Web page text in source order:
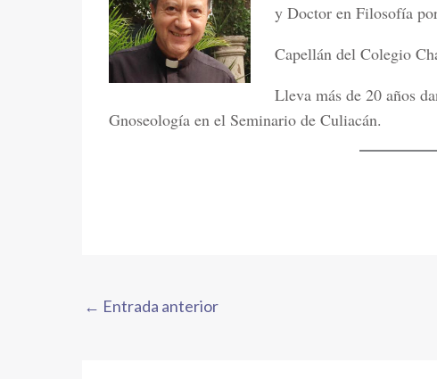
y Doctor en Filosofía
Capellán del Colegio
Lleva más de 20 años
Gnoseología en el Seminario de Culiacán.
← Entrada anterior